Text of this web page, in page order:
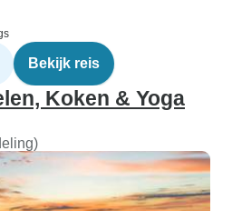
Bekijk reis
Koken & Yoga